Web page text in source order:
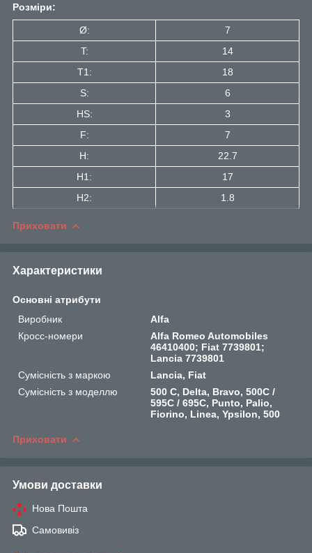
Розміри:
Ø:
7
T:
14
T1:
18
S:
6
HS:
3
F:
7
H:
22.7
H1:
17
H2:
1.8
Приховати
Характеристики
Основні атрибути
Виробник
Alfa
Кросс-номери
Alfa Romeo Automobiles
46410400; Fiat 7739801;
Lancia 7739801
Сумісність з маркою
Lancia, Fiat
Сумісність з моделлю
500 C, Delta, Bravo, 500C /
595C / 695C, Punto, Palio,
Fiorino, Linea, Ypsilon, 500
Приховати
Умови доставки
Нова Пошта
Самовивіз